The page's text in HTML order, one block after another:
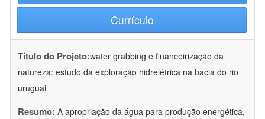
Currículo
Título do Projeto:water grabbing e financeirização da
natureza: estudo da exploração hidrelétrica na bacia do rio
uruguai
Resumo: A apropriação da água para produção energética,